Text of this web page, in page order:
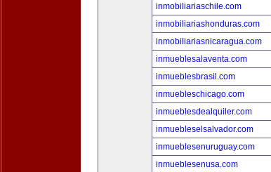
inmobiliariaschile.com
inmobiliariashonduras.com
inmobiliariasnicaragua.com
inmueblesalaventa.com
inmueblesbrasil.com
inmuebleschicago.com
inmueblesdealquiler.com
inmuebleselsalvador.com
inmueblesenuruguay.com
inmueblesenusa.com